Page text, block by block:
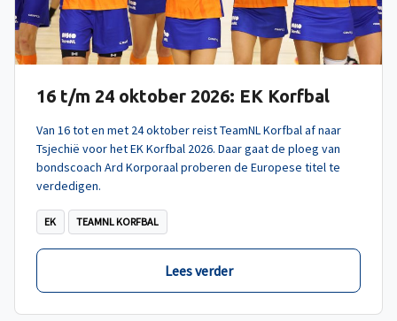
16 t/m 24 oktober 2026: EK Korfbal
Van 16 tot en met 24 oktober reist TeamNL Korfbal af naar
Tsjechië voor het EK Korfbal 2026. Daar gaat de ploeg van
bondscoach Ard Korporaal proberen de Europese titel te
verdedigen.
EK TEAMNL KORFBAL
Lees verder